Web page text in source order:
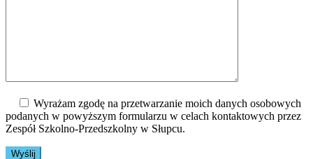
Wyrażam zgodę na przetwarzanie moich danych osobowych
podanych w powyższym formularzu w celach kontaktowych przez
Zespół Szkolno-Przedszkolny w Słupcu.